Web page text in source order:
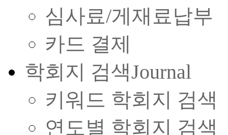
심사료/게재료납부
카드 결제
학회지 검색Journal
키워드 학회지 검색
연도별 학회지 검색